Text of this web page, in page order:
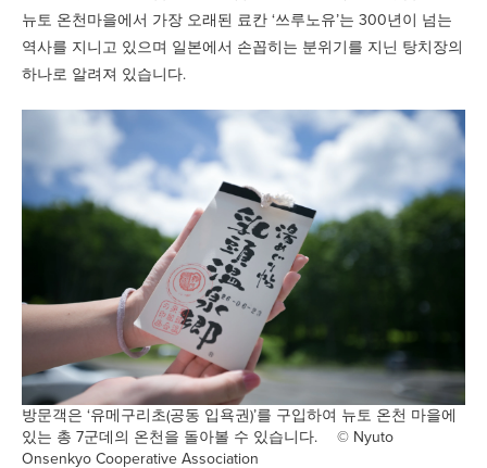
뉴토 온천마을에서 가장 오래된 료칸 ‘쓰루노유’는 300년이 넘는
역사를 지니고 있으며 일본에서 손꼽히는 분위기를 지닌 탕치장의
하나로 알려져 있습니다.
방문객은 ‘유메구리초(공동 입욕권)’를 구입하여 뉴토 온천 마을에
있는 총 7군데의 온천을 돌아볼 수 있습니다. © Nyuto
Onsenkyo Cooperative Association